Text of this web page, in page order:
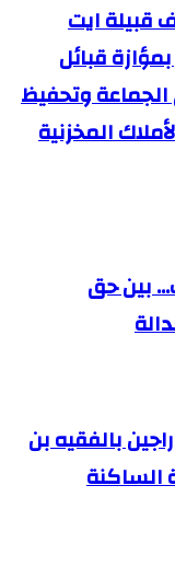
قبيلة ايت
قبائل
وتحفيظ
المخزنية
بين حق
بالفقيه بن
الساكنة